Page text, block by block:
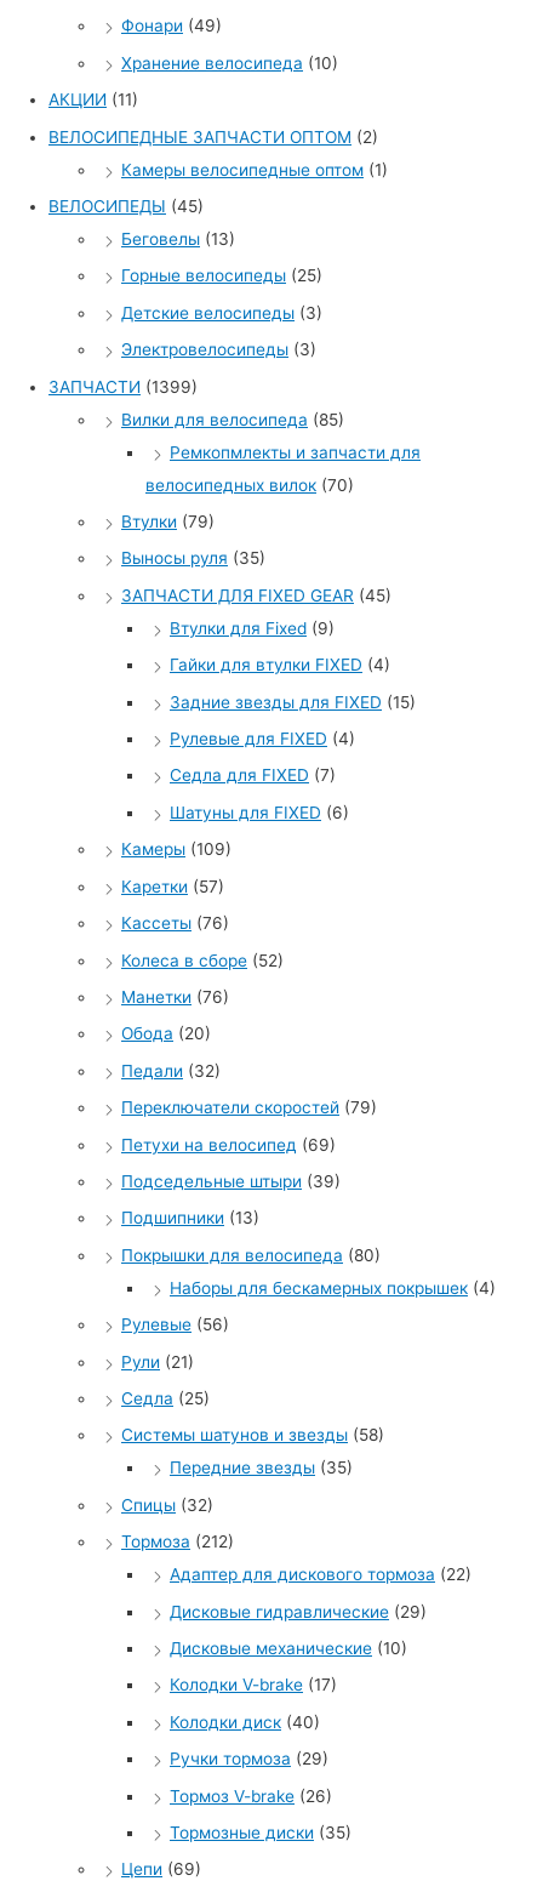
Фонари (49)
Хранение велосипеда (10)
АКЦИИ (11)
ВЕЛОСИПЕДНЫЕ ЗАПЧАСТИ ОПТОМ (2)
Камеры велосипедные оптом (1)
ВЕЛОСИПЕДЫ (45)
Беговелы (13)
Горные велосипеды (25)
Детские велосипеды (3)
Электровелосипеды (3)
ЗАПЧАСТИ (1399)
Вилки для велосипеда (85)
Ремкопмлекты и запчасти для
велосипедных вилок (70)
Втулки (79)
Выносы руля (35)
ЗАПЧАСТИ ДЛЯ FIXED GEAR (45)
Втулки для Fixed (9)
Гайки для втулки FIXED (4)
Задние звезды для FIXED (15)
Рулевые для FIXED (4)
Седла для FIXED (7)
Шатуны для FIXED (6)
Камеры (109)
Каретки (57)
Кассеты (76)
Колеса в сборе (52)
Манетки (76)
Обода (20)
Педали (32)
Переключатели скоростей (79)
Петухи на велосипед (69)
Подседельные штыри (39)
Подшипники (13)
Покрышки для велосипеда (80)
Наборы для бескамерных покрышек (4)
Рулевые (56)
Рули (21)
Седла (25)
Системы шатунов и звезды (58)
Передние звезды (35)
Спицы (32)
Тормоза (212)
Адаптер для дискового тормоза (22)
Дисковые гидравлические (29)
Дисковые механические (10)
Колодки V-brake (17)
Колодки диск (40)
Ручки тормоза (29)
Тормоз V-brake (26)
Тормозные диски (35)
Цепи (69)